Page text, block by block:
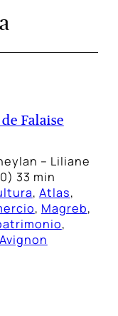
Falaise
– Liliane
33 min
, Atlas
, Magreb